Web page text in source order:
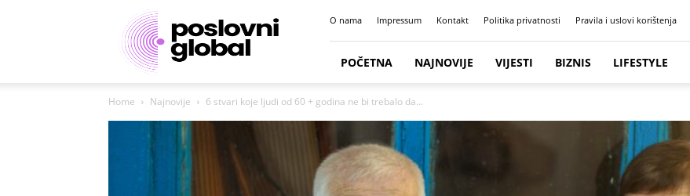
Poslovni
portal
O nama Impressum Kontakt Politika privatnosti Pravila i uslovi korištenja
POČETNA NAJNOVIJE VIJESTI BIZNIS LIFESTYLE
Home Najnovije 6 stvari koje ljudi od 60 + godina ne bi trebalo da...